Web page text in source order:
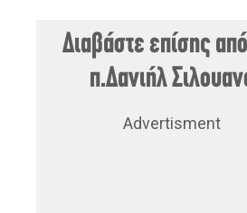
Διαβάστε επίσης
π.Δανιήλ
Advertisment